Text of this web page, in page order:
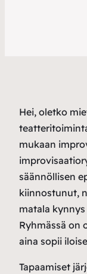
Hei, oletko
mukaan
säännöllisen
kiinnostunut,
matala
Ryhmässä on
aina sopii
Tapaamiset